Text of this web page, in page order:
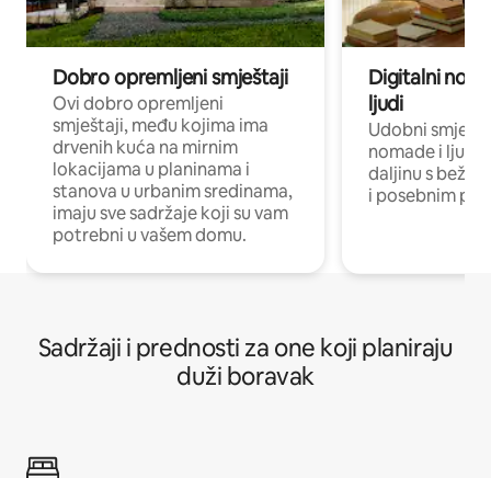
Dobro opremljeni smještaji
Ovi dobro opremljeni
smještaji, među kojima ima
drvenih kuća na mirnim
lokacijama u planinama i
stanova u urbanim sredinama,
imaju sve sadržaje koji su vam
potrebni u vašem domu.
Digitalni
ljudi
Udobni
nomade i ljude
daljinu s
i posebnim
Sadržaji i prednosti za one koji planiraju
duži boravak